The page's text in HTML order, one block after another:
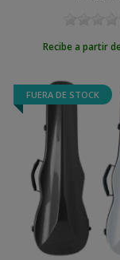
Recibe a partir
FUERA DE STOCK